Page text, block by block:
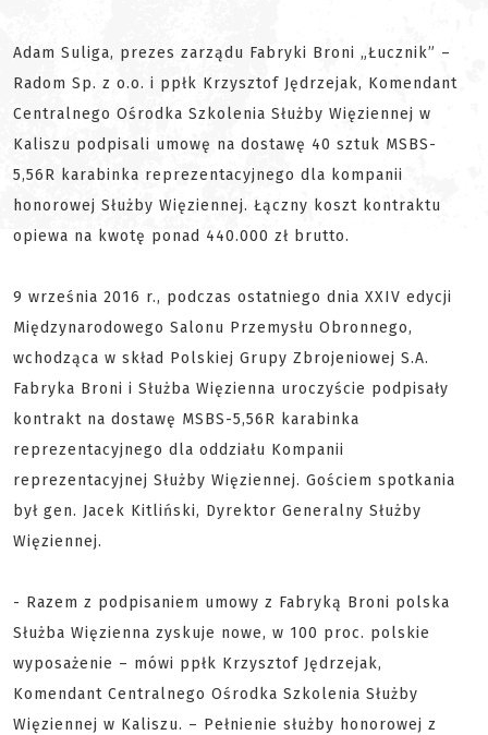
Adam Suliga, prezes zarządu Fabryki Broni „Łucznik” –
Radom Sp. z o.o. i ppłk Krzysztof Jędrzejak, Komendant
Centralnego Ośrodka Szkolenia Służby Więziennej w
Kaliszu podpisali umowę na dostawę 40 sztuk MSBS-
5,56R karabinka reprezentacyjnego dla kompanii
honorowej Służby Więziennej. Łączny koszt kontraktu
opiewa na kwotę ponad 440.000 zł brutto.
9 września 2016 r., podczas ostatniego dnia XXIV edycji
Międzynarodowego Salonu Przemysłu Obronnego,
wchodząca w skład Polskiej Grupy Zbrojeniowej S.A.
Fabryka Broni i Służba Więzienna uroczyście podpisały
kontrakt na dostawę MSBS-5,56R karabinka
reprezentacyjnego dla oddziału Kompanii
reprezentacyjnej Służby Więziennej. Gościem spotkania
był gen. Jacek Kitliński, Dyrektor Generalny Służby
Więziennej.
- Razem z podpisaniem umowy z Fabryką Broni polska
Służba Więzienna zyskuje nowe, w 100 proc. polskie
wyposażenie – mówi ppłk Krzysztof Jędrzejak,
Komendant Centralnego Ośrodka Szkolenia Służby
Więziennej w Kaliszu. – Pełnienie służby honorowej z